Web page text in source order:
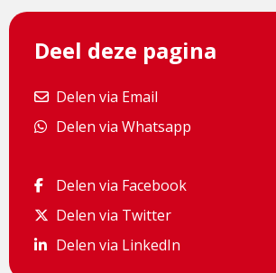
Deel deze pagina
Delen via Email
Delen via Email
Delen via Whatsapp
Delen via Whatsapp
Delen via Facebook
Delen via Facebook
Delen via Twitter
Delen via Twitter
Delen via LinkedIn
Delen via LinkedIn